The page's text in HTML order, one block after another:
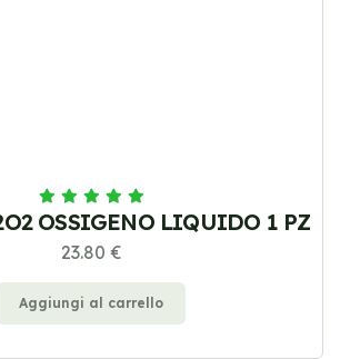
OSSIGENO LIQUIDO 1 PZ
23.80 €
Aggiungi al carrello